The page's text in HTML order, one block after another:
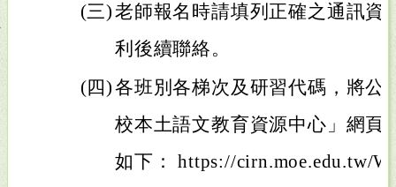
(三)老師報名時請填列正確之通訊資
利後續聯絡。
(四)各班別各梯次及研習代碼，將公
校本土語文教育資源中心」網頁
如下： https://cirn.moe.edu.tw/